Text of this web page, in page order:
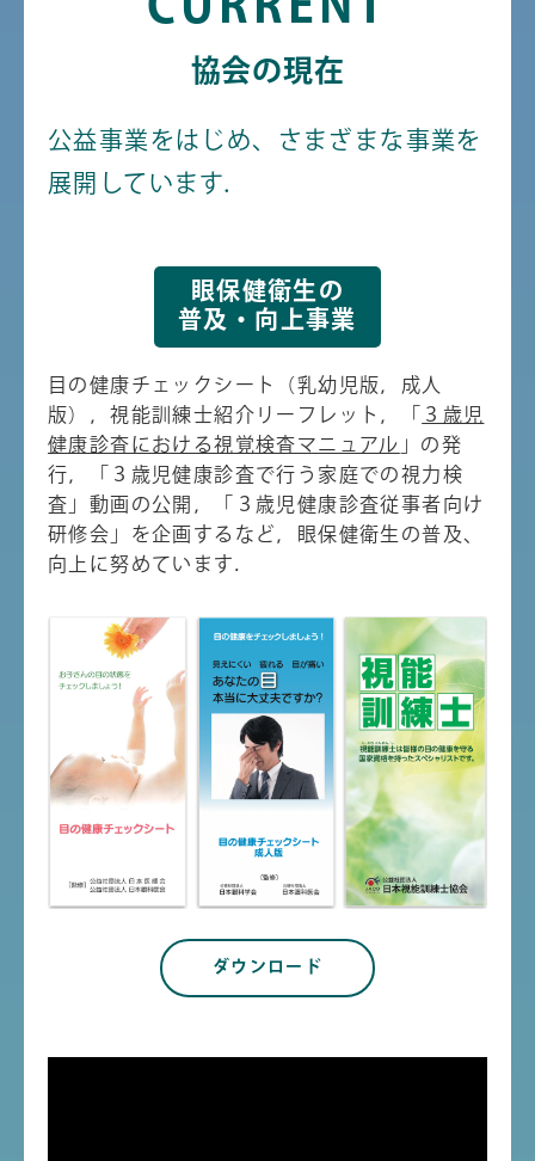
協会の現在
公益事業をはじめ、さまざまな事業を
展開しています．
眼保健衛生の
普及・向上事業
目の健康チェックシート（乳幼児版，成人
版），視能訓練士紹介リーフレット，「 ３歳児
健康診査における視覚検査マニュアル 」の発
行，「３歳児健康診査で行う家庭での視力検
査」動画の公開，「３歳児健康診査従事者向け
研修会」を企画するなど，眼保健衛生の普及、
向上に努めています．
ダウンロード